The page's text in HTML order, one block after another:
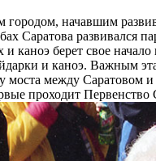
городом, начавшим
Саратова развивался
и каноэ берет свое
и каноэ. Важным
моста между Саратовом
проходит